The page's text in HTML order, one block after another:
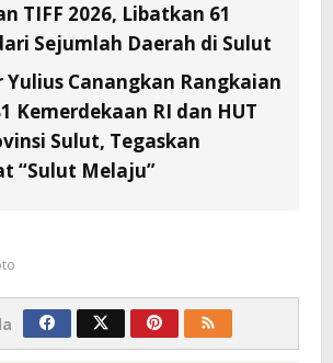
TIFF 2026, Libatkan 61
Sejumlah Daerah di Sulut
Yulius Canangkan Rangkaian
Kemerdekaan RI dan HUT
Sulut, Tegaskan
“Sulut Melaju”